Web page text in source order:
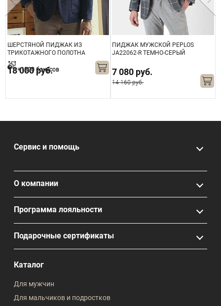
ШЕРСТЯНОЙ ПИДЖАК ИЗ
ТРИКОТАЖНОГО ПОЛОТНА
JA26105-R СИНИЙ
18 000 руб.
+1800 бонусов
ПИДЖАК МУЖСКОЙ PEPLOS
JA22062-R ТЕМНО-СЕРЫЙ
7 080 руб.
14 160 руб.
Сервис и помощь
О компании
Программа лояльности
Подарочные сертификаты
Каталог
Для мужчин
Для мальчиков и подростков